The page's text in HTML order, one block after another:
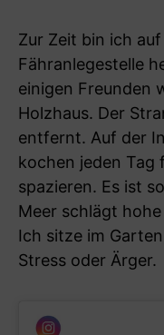
Zur Zeit bin ich
Fähranlegestelle
einigen Freunden
Holzhaus. Der
entfernt. Auf der
kochen jeden Tag
spazieren. Es ist
Meer schlägt
Ich sitze im
Stress oder Ärger.